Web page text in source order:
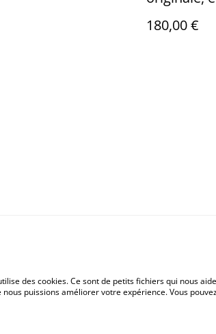
180,00 €
des cookies. Ce sont de petits fichiers qui nous
nous puissions améliorer votre expérience. Vous